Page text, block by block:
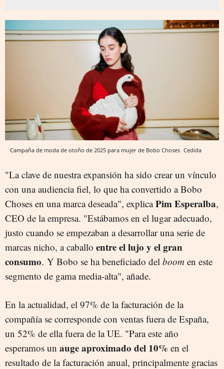
Campaña de moda de otoño de 2025 para mujer de Bobo Choses Cedida
"La clave de nuestra expansión ha sido crear un vínculo
con una audiencia fiel, lo que ha convertido a Bobo
Choses en una marca deseada", explicaPim Esperalba,
CEO de la empresa. "Estábamos en el lugar adecuado,
justo cuando se empezaban a desarrollar una serie de
marcas nicho, a caballo entre el lujo y el gran
consumo. Y Bobo se ha beneficiado del boom en este
segmento de gama media-alta", añade.
En la actualidad, el 97% de la facturación de la
compañía se corresponde con ventas fuera de España,
un 52% de ella fuera de la UE. "Para este año
esperamos un auge aproximado del 10% en el
resultado de la facturación anual, principalmente gracias